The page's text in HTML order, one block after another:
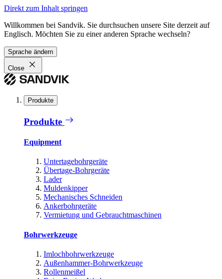
Direkt zum Inhalt springen
Willkommen bei Sandvik. Sie durchsuchen unsere Site derzeit auf
Englisch. Möchten Sie zu einer anderen Sprache wechseln?
Sprache ändern
Close
Produkte
Produkte
Equipment
Untertagebohrgeräte
Übertage-Bohrgeräte
Lader
Muldenkipper
Mechanisches Schneiden
Ankerbohrgeräte
Vermietung und Gebrauchtmaschinen
Bohrwerkzeuge
Imlochbohrwerkzeuge
Außenhammer-Bohrwerkzeuge
Rollenmeißel